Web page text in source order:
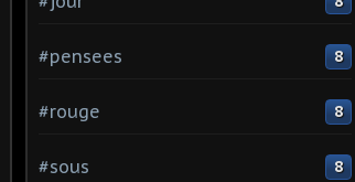
#pensees 8
#rouge 8
#sous 8